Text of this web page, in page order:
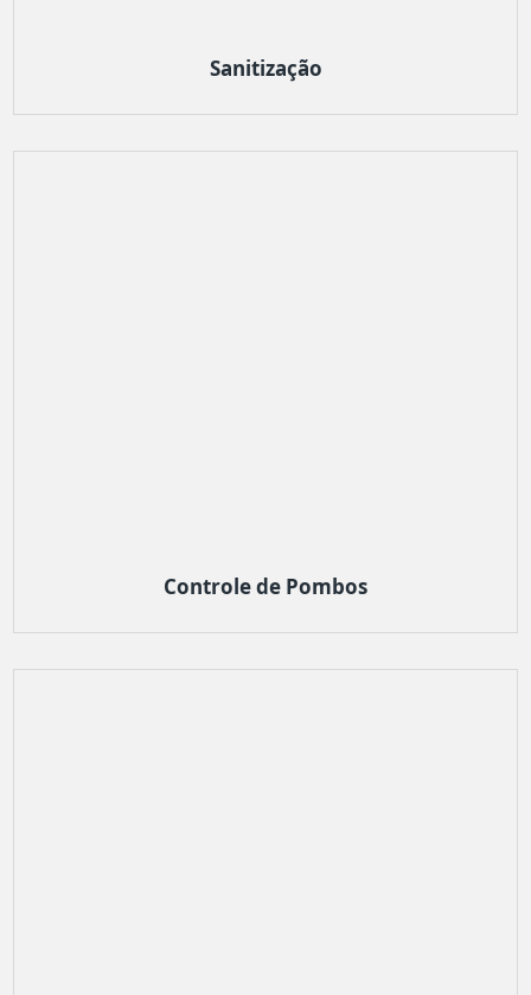
Sanitização
Controle de Pombos